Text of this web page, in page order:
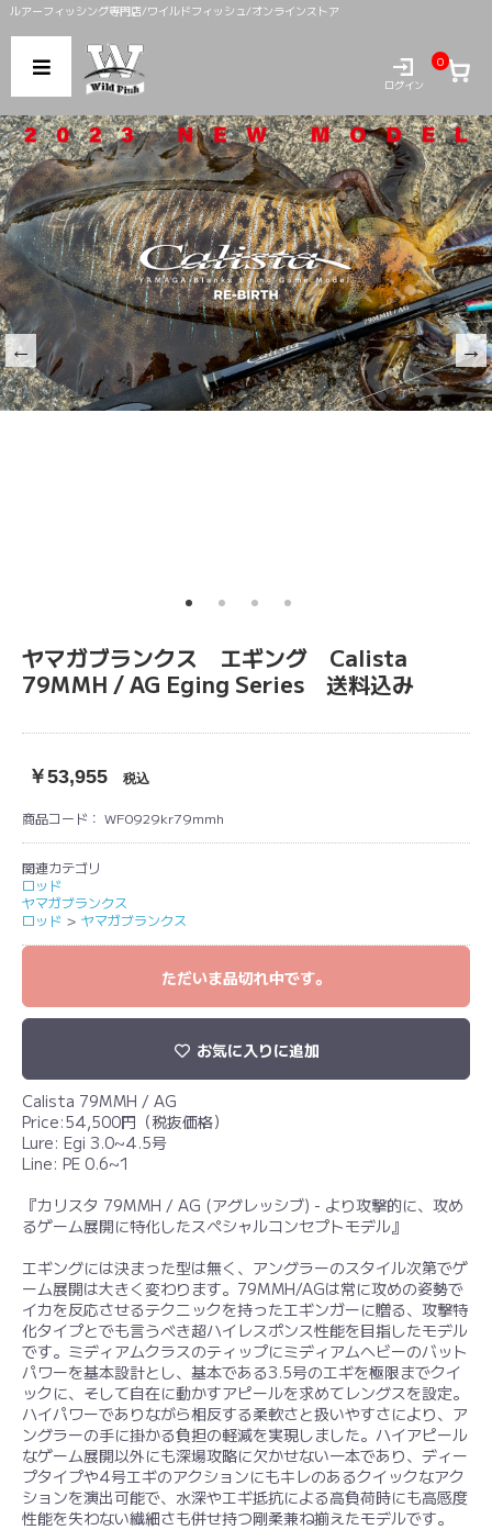
ルアーフィッシング専門店/ワイルドフィッシュ/オンラインストア
ログイン
0
ヤマガブランクス エギング Calista
79MMH / AG Eging Series 送料込み
￥53,955 税込
商品コード： WF0929kr79mmh
関連カテゴリ
ロッド
ヤマガブランクス
ロッド ＞ ヤマガブランクス
ただいま品切れ中です。
お気に入りに追加
Calista 79MMH / AG
Price:54,500円（税抜価格）
Lure: Egi 3.0~4.5号
Line: PE 0.6~1
『カリスタ 79MMH / AG (アグレッシブ) - より攻撃的に、攻め
るゲーム展開に特化したスペシャルコンセプトモデル』
エギングには決まった型は無く、アングラーのスタイル次第でゲ
ーム展開は大きく変わります。79MMH/AGは常に攻めの姿勢で
イカを反応させるテクニックを持ったエギンガーに贈る、攻撃特
化タイプとでも言うべき超ハイレスポンス性能を目指したモデル
です。ミディアムクラスのティップにミディアムヘビーのバット
パワーを基本設計とし、基本である3.5号のエギを極限までクイ
ックに、そして自在に動かすアピールを求めてレングスを設定。
ハイパワーでありながら相反する柔軟さと扱いやすさにより、ア
ングラーの手に掛かる負担の軽減を実現しました。ハイアピール
なゲーム展開以外にも深場攻略に欠かせない一本であり、ディー
プタイプや4号エギのアクションにもキレのあるクイックなアク
ションを演出可能で、水深やエギ抵抗による高負荷時にも高感度
性能を失わない繊細さも併せ持つ剛柔兼ね揃えたモデルです。